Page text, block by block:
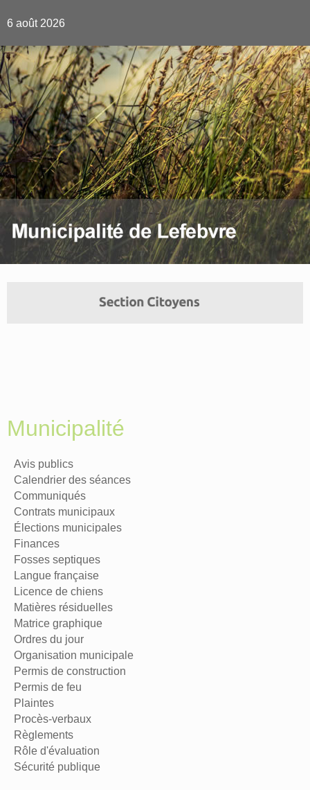
6 août 2026
Municipalité
Avis publics
Calendrier des séances
Communiqués
Contrats municipaux
Élections municipales
Finances
Fosses septiques
Langue française
Licence de chiens
Matières résiduelles
Matrice graphique
Ordres du jour
Organisation municipale
Permis de construction
Permis de feu
Plaintes
Procès-verbaux
Règlements
Rôle d'évaluation
Sécurité publique